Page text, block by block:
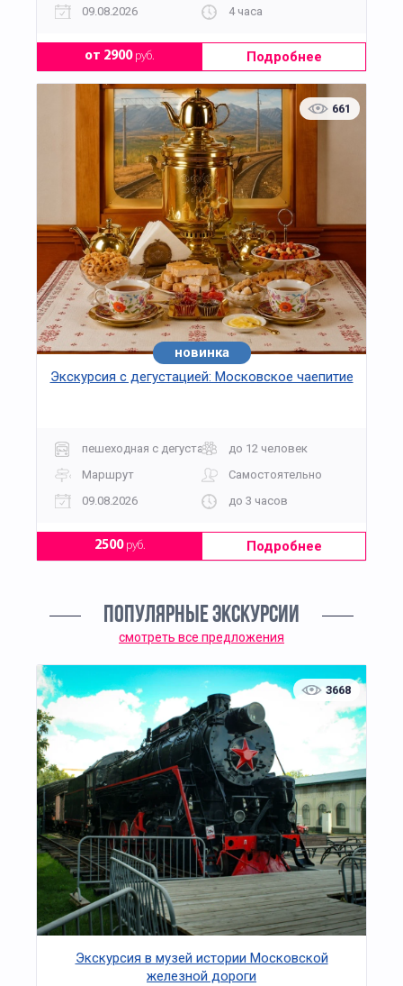
09.08.2026
4 часа
от 2900руб. Подробнее
661
хит
новинка
Экскурсия с дегустацией: Московское чаепитие
пешеходная с дегустацией до 12 человек
Маршрут
Самостоятельно
09.08.2026
до 3 часов
2500руб. Подробнее
ПОПУЛЯРНЫЕ ЭКСКУРСИИ
смотреть все предложения
3668
Экскурсия в музей истории Московской
железной дороги